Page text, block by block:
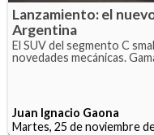
Lanzamiento: el
Argentina
El SUV del segmento C
novedades mecánicas.
Juan Ignacio Gaona
Martes, 25 de noviembre